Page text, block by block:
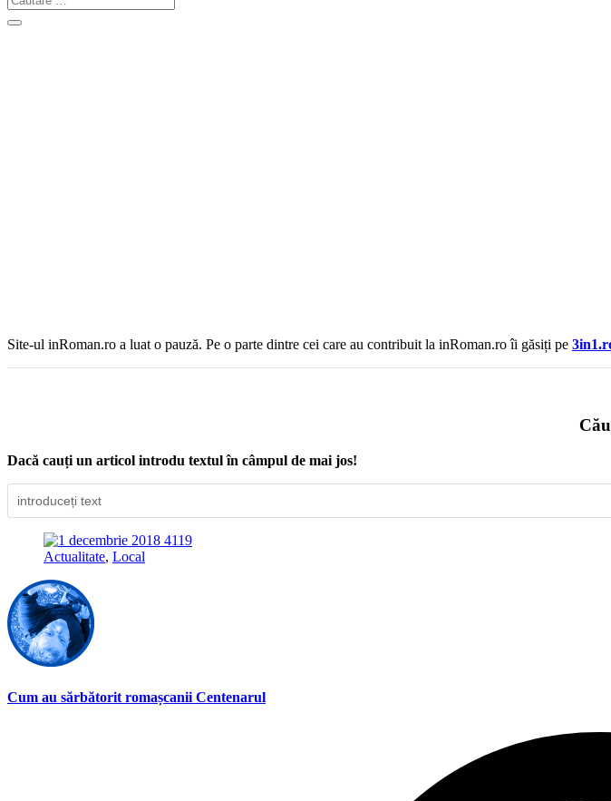
Site-ul inRoman.ro a luat o pauză. Pe o parte dintre cei care au contribuit la inRoman.ro îi găsiți pe
Dacă cauți un articol introdu textul în câmpul de mai jos!
Actualitate, Local
Cum au sărbătorit romașcanii Centenarul